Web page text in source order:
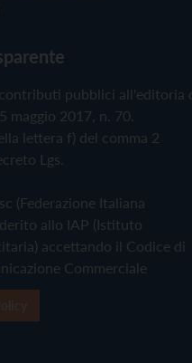
pubblici all'editoria
maggio 2017, n. 70.
lettera f) del comma 2
Lgs.
(Federazione Italiana
allo IAP (Istituto
accettando il Codice di
Commerciale